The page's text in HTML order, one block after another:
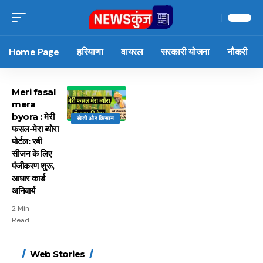
Home Page हरियाणा वायरल सरकारी योजना नौकरी
खेती और किसान
Meri fasal
mera
byora : मेरी
फसल-मेरा ब्योरा
पोर्टल: रबी
सीजन के लिए
पंजीकरण शुरू,
आधार कार्ड
अनिवार्य
2 Min
Read
Web Stories
15 नवंबर से लागू होंगे
मोटापे को कम करने के लिए